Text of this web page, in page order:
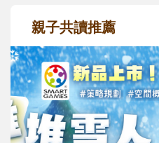
親子共讀推薦